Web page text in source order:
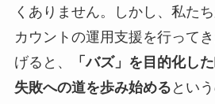
くありません。しかし、私た
カウントの運用支援を行って
げると、
「バズ」を目的化し
失敗への道を歩み始める とい